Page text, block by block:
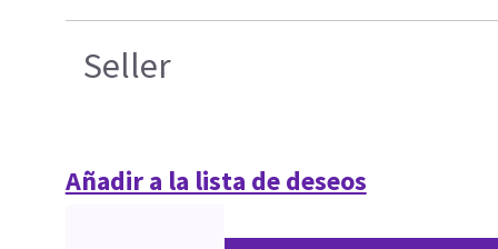
Seller
Añadir a la lista de deseos